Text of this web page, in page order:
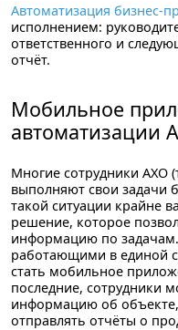
Автоматизация бизнес-
исполнением:
ответственного и
отчёт.
Мобильное
автоматизации
Многие сотрудники АХО
выполняют свои задачи
такой ситуации крайне
решение, которое
информацию по
работающими в единой
стать мобильное
последние, сотрудники
информацию об
отправлять отчёты о